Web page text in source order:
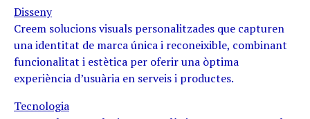
Disseny
Creem solucions visuals personalitzades que capturen
una identitat de marca única i reconeixible, combinant
funcionalitat i estètica per oferir una òptima
experiència d’usuària en serveis i productes.
Tecnologia